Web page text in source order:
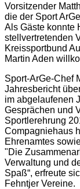
Vorsitzender
die der Sport
Als Gäste konnte
stellvertretenden
Kreissportbund
Martin Aden
Sport-ArGe-Chef
Jahresbericht
im abgelaufenen
Gesprächen und
Sportlerehrung
Compagniehaus
Ehrenamtes
"Die
Verwaltung und
Spaß“, erfreute
Fehntjer Vereine.